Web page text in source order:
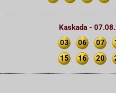
Kaskada -
03
06 07
15
16 20